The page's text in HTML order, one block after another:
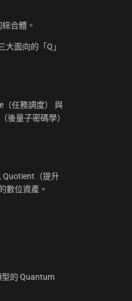
合體。
面向的「Q」
（任務調度） 與
後量子密碼學）
Quotient（提升
數位資產。
的 Quantum